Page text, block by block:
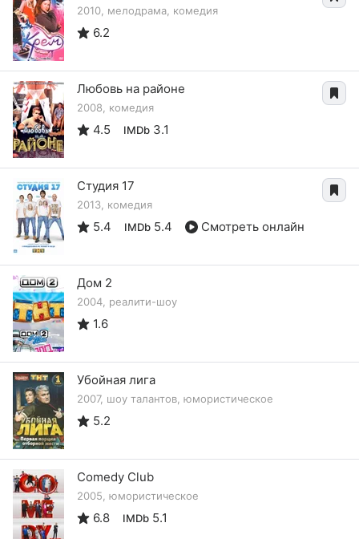
2010, мелодрама, комедия
6.2
Любовь на районе
2008, комедия
4.5 IMDb 3.1
Студия 17
2013, комедия
5.4 IMDb 5.4 Смотреть онлайн
Дом 2
2004, реалити-шоу
1.6
Убойная лига
2007, шоу талантов, юмористическое
5.2
Comedy Club
2005, юмористическое
6.8 IMDb 5.1